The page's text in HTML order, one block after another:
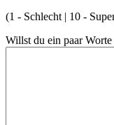
(1 - Schlecht | 10 -
Willst du ein paar